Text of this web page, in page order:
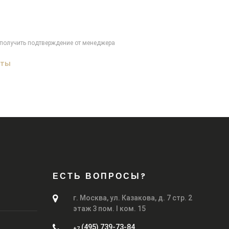
подтверждение от менеджера
ЕСТЬ ВОПРОСЫ?
г. Москва, ул. Казакова, д. 7 стр. 2
этаж 3 пом. I ком. 15
(495) 739-73-84